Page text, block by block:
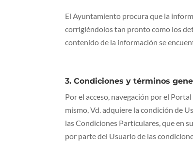
El Ayuntamiento procura que la
corrigiéndolos tan pronto como los
contenido de la información se
3. Condiciones y términos
Por el acceso, navegación por el
mismo, Vd. adquiere la condición de
las Condiciones Particulares, que en
por parte del Usuario de las